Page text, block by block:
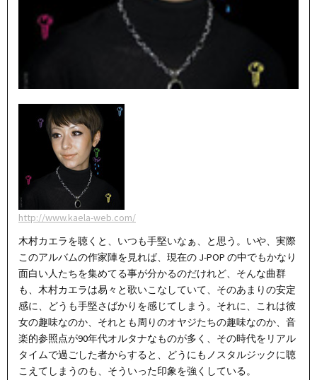
http://www.kaela-web.com/
木村カエラを聴くと、いつも手堅いなぁ、と思う。いや、実際
このアルバムの作家陣を見れば、現在の J-POP の中でもかなり
面白い人たちを集めてる事が分かるのだけれど、そんな曲群
も、木村カエラは易々と歌いこなしていて、そのあまりの安定
感に、どうも手堅さばかりを感じてしまう。それに、これは彼
女の趣味なのか、それとも周りのオヤジたちの趣味なのか、音
楽的参照点が90年代オルタナなものが多く、その時代をリアル
タイムで過ごした者からすると、どうにもノスタルジックに聴
こえてしまうのも、そういった印象を強くしている。